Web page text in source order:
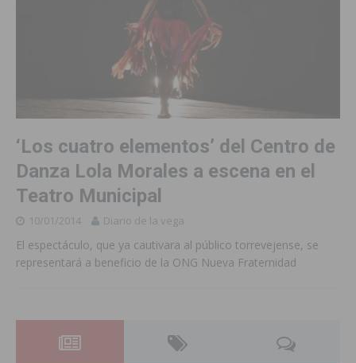
‘Los cuatro elementos’ del Centro de
Danza Lola Morales a escena en el
Teatro Municipal
10/01/2014 Diario de la vega
El espectáculo, que ya cautivara al público torrevejense, se
representará a beneficio de la ONG Nueva Fraternidad